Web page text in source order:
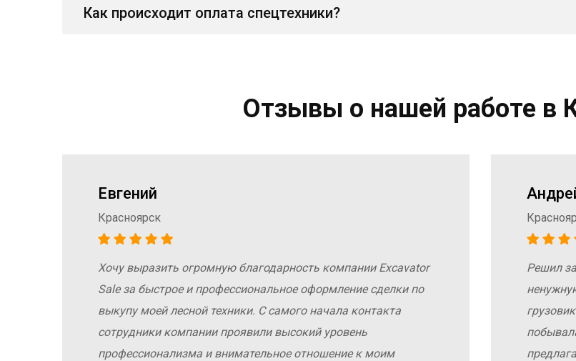
Как происходит оплата спецтехники?
Отзывы о нашей работе в
Евгений
Красноярск
Хочу выразить огромную благодарность компании Excavator
Sale за быстрое и профессиональное оформление сделки по
выкупу моей лесной техники. С самого начала контакта
сотрудники компании проявили высокий уровень
профессионализма и внимательное отношение к моим
Решил